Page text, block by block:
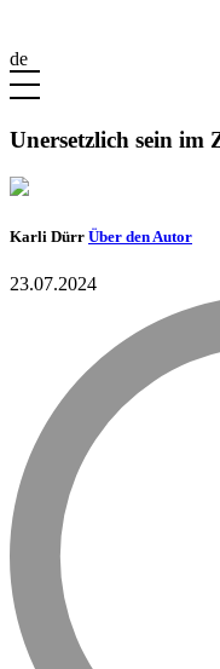
de
Unersetzlich sein im
Karli Dürr Über den Autor
23.07.2024